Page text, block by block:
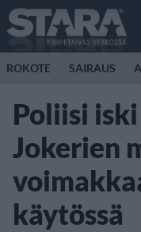
ROKOTE SAIRAUS
Poliisi
Jokerien
käytössä